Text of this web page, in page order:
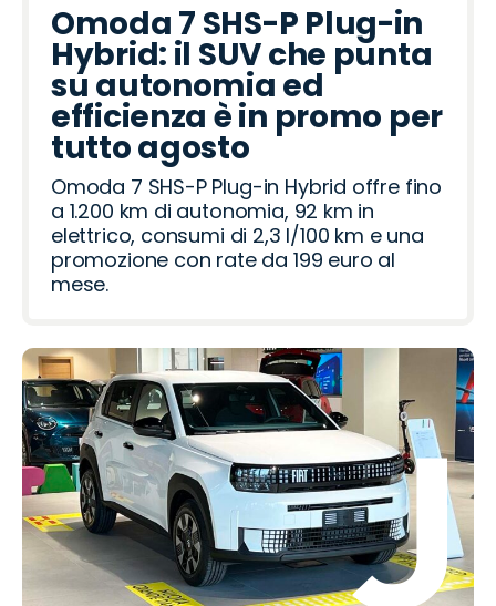
Omoda 7 SHS-P Plug-in
Hybrid: il SUV che punta
su autonomia ed
efficienza è in promo per
tutto agosto
Omoda 7 SHS-P Plug-in Hybrid offre fino
a 1.200 km di autonomia, 92 km in
elettrico, consumi di 2,3 l/100 km e una
promozione con rate da 199 euro al
mese.